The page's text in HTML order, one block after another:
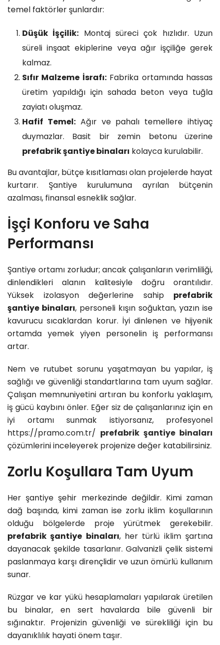
temel faktörler şunlardır:
Düşük İşçilik: Montaj süreci çok hızlıdır. Uzun
süreli inşaat ekiplerine veya ağır işçiliğe gerek
kalmaz.
Sıfır Malzeme İsrafı:Fabrika ortamında hassas
üretim yapıldığı için sahada beton veya tuğla
zayiatı oluşmaz.
Hafif Temel:Ağır ve pahalı temellere ihtiyaç
duymazlar. Basit bir zemin betonu üzerine
prefabrik şantiye binaları kolayca kurulabilir.
Bu avantajlar, bütçe kısıtlaması olan projelerde hayat
kurtarır. Şantiye kurulumuna ayrılan bütçenin
azalması, finansal esneklik sağlar.
İşçi Konforu ve Saha
Performansı
Şantiye ortamı zorludur; ancak çalışanların verimliliği,
dinlendikleri alanın kalitesiyle doğru orantılıdır.
Yüksek izolasyon değerlerine sahip prefabrik
şantiye binaları, personeli kışın soğuktan, yazın ise
kavurucu sıcaklardan korur. İyi dinlenen ve hijyenik
ortamda yemek yiyen personelin iş performansı
artar.
Nem ve rutubet sorunu yaşatmayan bu yapılar, iş
sağlığı ve güvenliği standartlarına tam uyum sağlar.
Çalışan memnuniyetini artıran bu konforlu yaklaşım,
iş gücü kaybını önler. Eğer siz de çalışanlarınız için en
iyi ortamı sunmak istiyorsanız, profesyonel
https://pramo.com.tr/ prefabrik şantiye binaları
çözümlerini inceleyerek projenize değer katabilirsiniz.
Zorlu Koşullara Tam Uyum
Her şantiye şehir merkezinde değildir. Kimi zaman
dağ başında, kimi zaman ise zorlu iklim koşullarının
olduğu bölgelerde proje yürütmek gerekebilir.
prefabrik şantiye binaları, her türlü iklimşartına
dayanacak şekilde tasarlanır. Galvanizli çelik sistemi
paslanmaya karşı dirençlidir ve uzun ömürlü kullanım
sunar.
Rüzgar ve kar yükü hesaplamaları yapılarak üretilen
bu binalar, en sert havalarda bile güvenli bir
sığınaktır. Projenizin güvenliği ve sürekliliği için bu
dayanıklılık hayati önem taşır.